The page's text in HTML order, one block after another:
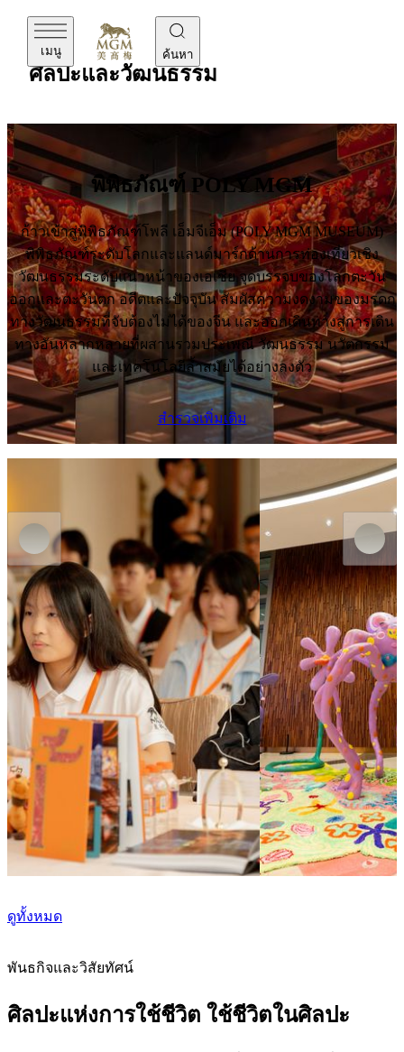
เมนู ค้นหา
MGM
ศิลปะและวัฒนธรรม
พิพิธภัณฑ์ POLY MGM
ก้าวเข้าสู่พิพิธภัณฑ์โพลี เอ็มจีเอ็ม (POLY MGM MUSEUM)
พิพิธภัณฑ์ระดับโลกและแลนด์มาร์กด้านการท่องเที่ยวเชิง
วัฒนธรรมระดับแนวหน้าของเอเชีย จุดบรรจบของโลกตะวัน
ออกและตะวันตก อดีตและปัจจุบัน สัมผัสความงดงามของมรดก
ทางวัฒนธรรมที่จับต้องไม่ได้ของจีน และออกเดินทางสู่การเดิน
ทางอันหลากหลายที่ผสานรวมประเพณี วัฒนธรรม นวัตกรรม
และเทคโนโลยีล้ำสมัยได้อย่างลงตัว
สำรวจเพิ่มเติม
MGM MACAU
MGM Arts & Culture Docent Training
Program
Nowonshow
MGM COTAI
Echo the Wind
Nowonshow
ดูทั้งหมด
พันธกิจและวิสัยทัศน์
ศิลปะแห่งการใช้ชีวิต ใช้ชีวิตในศิลปะ